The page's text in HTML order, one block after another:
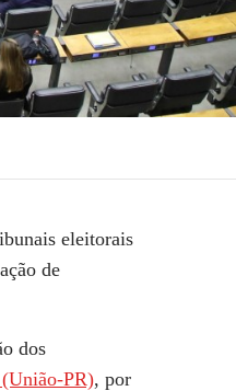
eleitorais
de
dos
PR), por